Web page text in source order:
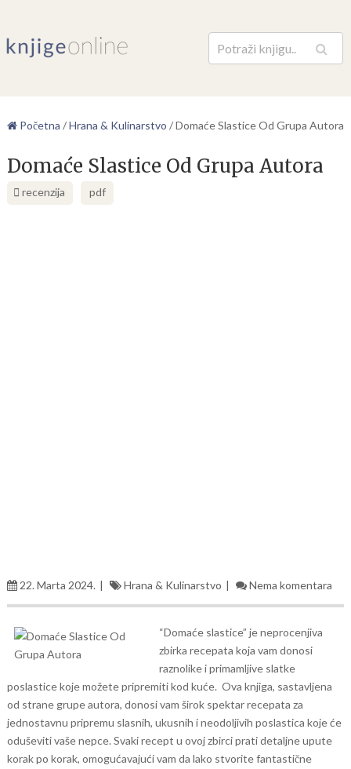
Pretraga
Početna /Hrana & Kulinarstvo /Domaće Slastice Od Grupa Autora
Domaće Slastice Od Grupa Autora
recenzija pdf
22. Marta 2024. Hrana & Kulinarstvo Nema komentara
“Domaće slastice” je neprocenjiva
zbirka recepata koja vam donosi
raznolike i primamljive slatke
poslastice koje možete pripremiti kod kuće. Ova knjiga, sastavljena
od strane grupe autora, donosi vam širok spektar recepata za
jednostavnu pripremu slasnih, ukusnih i neodoljivih poslastica koje će
oduševiti vaše nepce. Svaki recept u ovoj zbirci prati detaljne upute
korak po korak, omogućavajući vam da lako stvorite fantastične